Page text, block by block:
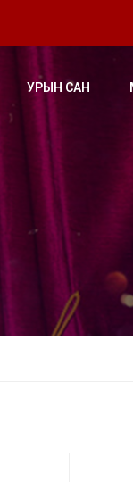
УРЫН САН